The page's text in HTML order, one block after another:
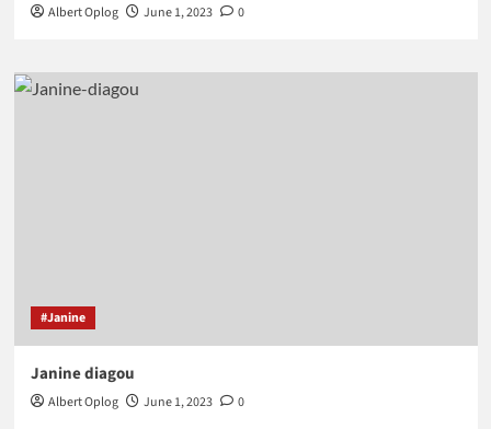
Albert Oplog June 1, 2023 0
#Janine
Janine diagou
Albert Oplog June 1, 2023 0